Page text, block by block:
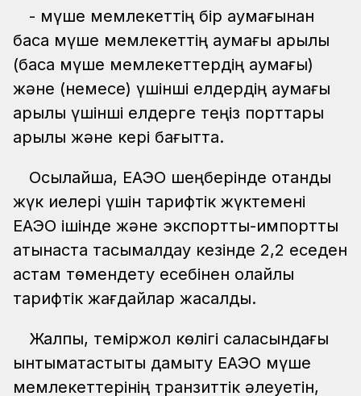
- мүше мемлекеттің бір аумағынан
басқа мүше мемлекеттің аумағы арқылы
(басқа мүше мемлекеттердің аумағы)
және (немесе) үшінші елдердің аумағы
арқылы үшінші елдерге теңіз порттары
арқылы және кері бағытта.
Осылайша, ЕАЭО шеңберінде отандық
жүк иелері үшін тарифтік жүктемені
ЕАЭО ішінде және экспорттық-импорттық
қатынаста тасымалдау кезінде 2,2 еседен
астам төмендету есебінен қолайлы
тарифтік жағдайлар жасалды.
Жалпы, теміржол көлігі саласындағы
ынтымақтастықты дамыту ЕАЭО мүше
мемлекеттерінің транзиттік әлеуетін,